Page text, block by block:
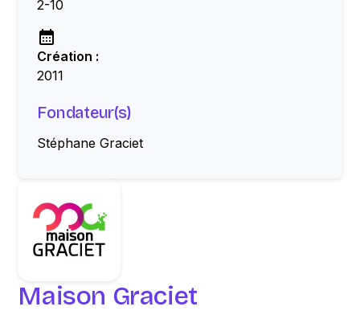
Maison Graciet
2-10
Création :
2011
Fondateur(s)
Stéphane Graciet